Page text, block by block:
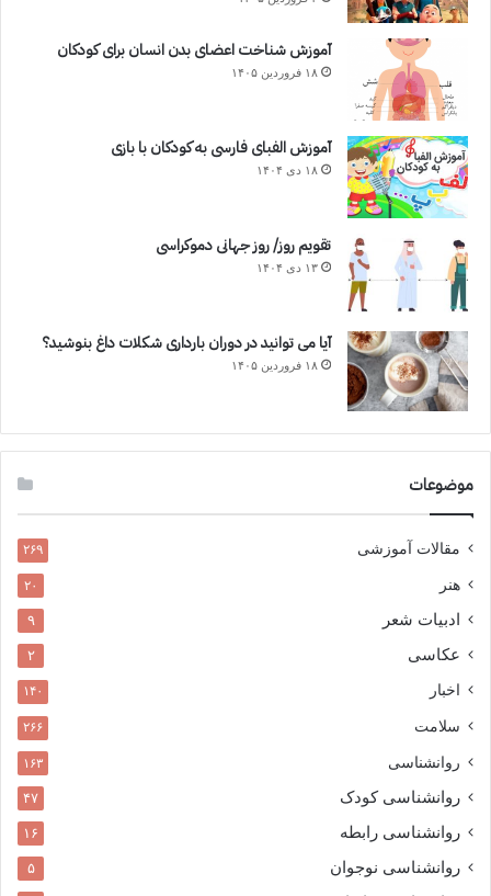
آموزش شناخت اعضای بدن انسان برای کودکان
۱۸ فروردین ۱۴۰۵
آموزش الفبای فارسی به کودکان با بازی
۱۸ دی ۱۴۰۴
تقویم روز/ روز جهانی دموکراسی
۱۳ دی ۱۴۰۴
آیا می توانید در دوران بارداری شکلات داغ بنوشید؟
۱۸ فروردین ۱۴۰۵
موضوعات
مقالات آموزشی ۲۶۹
هنر ۲۰
ادبیات شعر ۹
عکاسی ۲
اخبار ۱۴۰
سلامت ۲۶۶
روانشناسی ۱۶۳
روانشناسی کودک ۴۷
روانشناسی رابطه ۱۶
روانشناسی نوجوان ۵